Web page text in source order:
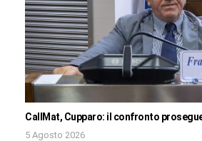
CallMat, Cupparo: il confronto
5 Agosto 2026